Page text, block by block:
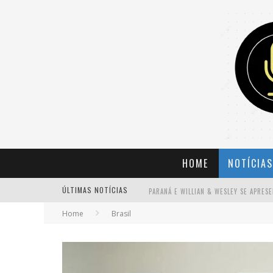
HOME NOTÍCIAS
ÚLTIMAS NOTÍCIAS
BANDA MOLE DE BH ANUNCIA KAYETE
Home Brasil